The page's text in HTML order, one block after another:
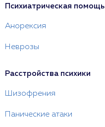
Психиатрическая помощь
Анорексия
Неврозы
Расстройства психики
Шизофрения
Панические атаки